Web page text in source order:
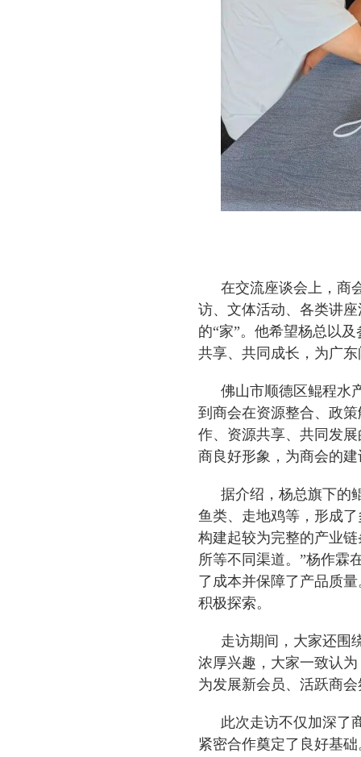
在交流座谈会上，商
访、文体活动、各类讲
的“家”。他希望杨总以
共享、共同成长，为广
佛山市顺德区鲲程水
到商会在资源整合、政
作、资源共享、共同发
商良好形象，为商会的
据介绍，杨总旗下的
鱼类、走地鸡等，形成
构建起较为完整的产业
所等不同渠道。”杨作霖
了成本并保障了产品质
积极探索。
走访期间，大家还围
浓厚兴趣，大家一致认
为发展新会员、活跃商
此次走访不仅加深了
紧密合作奠定了良好基